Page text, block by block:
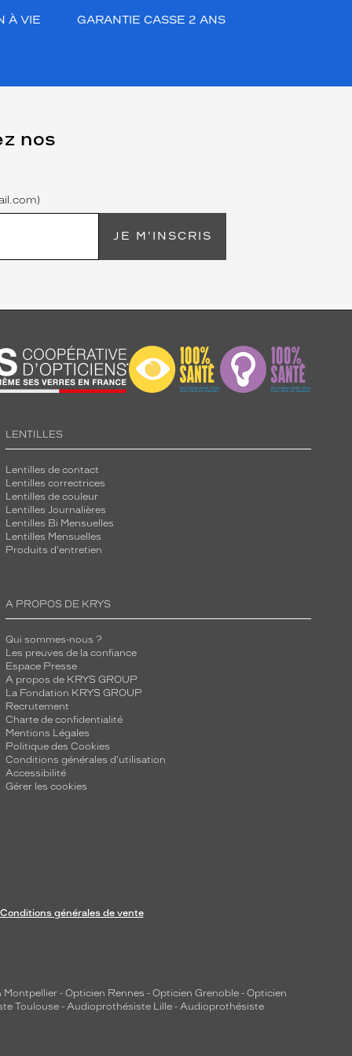
À VIE GARANTIE CASSE 2 ANS
nos
JE M'INSCRIS
LENTILLES
Lentilles de contact
Lentilles correctrices
Lentilles de couleur
Lentilles Journalières
Lentilles Bi Mensuelles
Lentilles Mensuelles
Produits d'entretien
A PROPOS DE KRYS
Qui sommes-nous ?
Les preuves de la confiance
Espace Presse
A propos de KRYS GROUP
La Fondation KRYS GROUP
Recrutement
Charte de confidentialité
Mentions Légales
Politique des Cookies
Conditions générales d'utilisation
Accessibilité
Gérer les cookies
Conditions générales de vente
Montpellier - Opticien Rennes - Opticien Grenoble - Opticien
Toulouse - Audioprothésiste Lille - Audioprothésiste